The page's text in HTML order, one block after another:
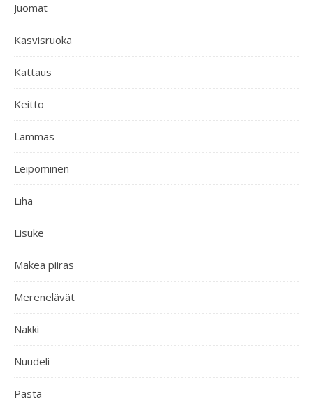
Juomat
Kasvisruoka
Kattaus
Keitto
Lammas
Leipominen
Liha
Lisuke
Makea piiras
Merenelävät
Nakki
Nuudeli
Pasta